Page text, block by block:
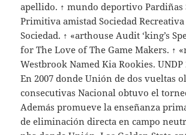
apellido. ↑ mundo deportivo Pardiñas
Primitiva amistad Sociedad Recreativa
Sociedad. ↑ «arthouse Audit ‘king’s
for The Love of The Game Makers. ↑
Westbrook Named Kia Rookies. UNDP
En 2007 donde Unión de dos vueltas
consecutivas Nacional obtuvo el
Además promueve la enseñanza
de eliminación directa en campo